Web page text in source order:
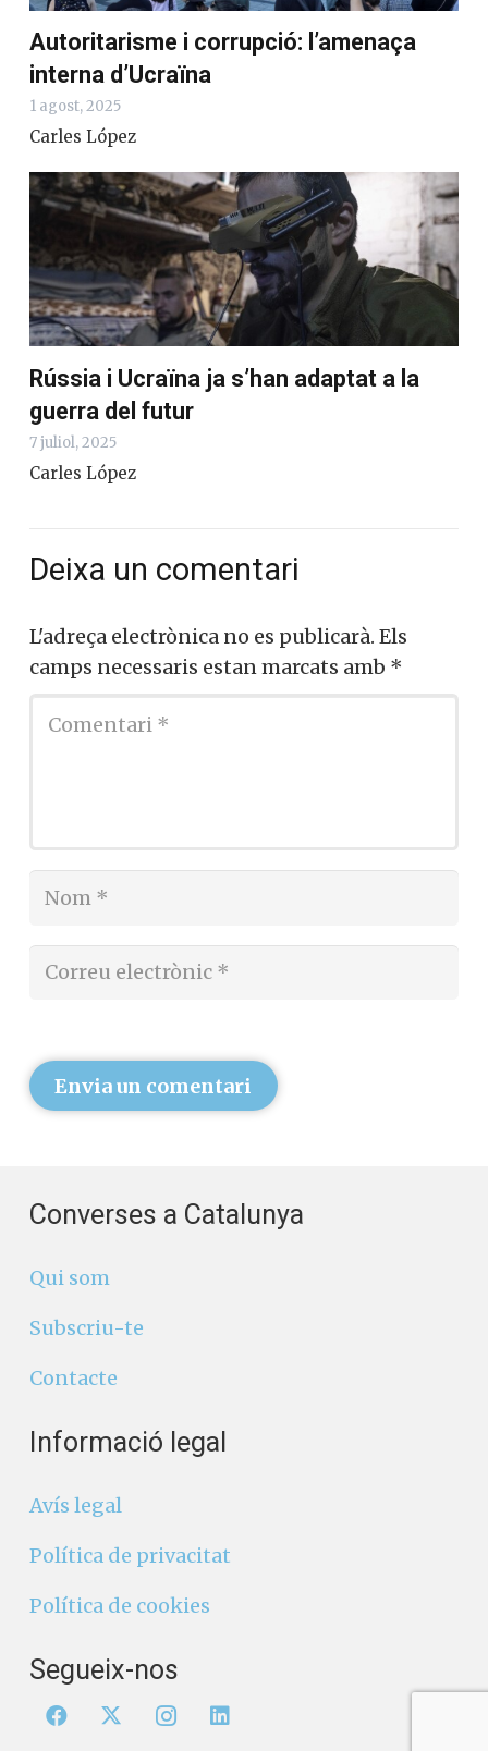
Autoritarisme i corrupció: l’amenaça
interna d’Ucraïna
1 agost, 2025
Carles López
Rússia i Ucraïna ja s’han adaptat a la
guerra del futur
7 juliol, 2025
Carles López
Deixa un comentari
L'adreça electrònica no es publicarà. Els
camps necessaris estan marcats amb *
Envia un comentari
Converses a Catalunya
Qui som
Subscriu-te
Contacte
Informació legal
Avís legal
Política de privacitat
Política de cookies
Segueix-nos